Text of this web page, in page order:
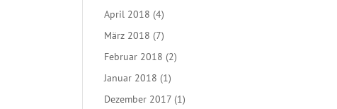
April 2018 (4)
März 2018 (7)
Februar 2018 (2)
Januar 2018 (1)
Dezember 2017 (1)